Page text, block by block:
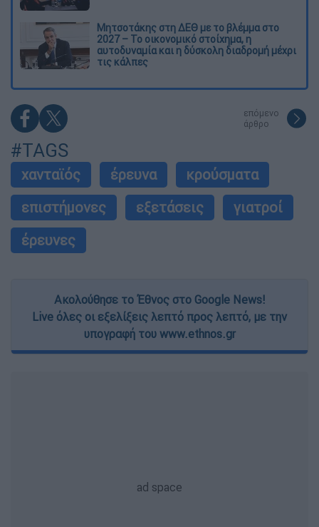
Μητσοτάκης στη ΔΕΘ με το βλέμμα στο
2027 – Το οικονομικό στοίχημα, η
αυτοδυναμία και η δύσκολη διαδρομή μέχρι
τις κάλπες
επόμενο
άρθρο
#TAGS
χανταϊός έρευνα
κρούσματα
επιστήμονες
εξετάσεις
γιατροί
έρευνες
Ακολούθησε το Έθνος στο Google News!
Live όλες οι εξελίξεις λεπτό προς λεπτό, με την
υπογραφή του www.ethnos.gr